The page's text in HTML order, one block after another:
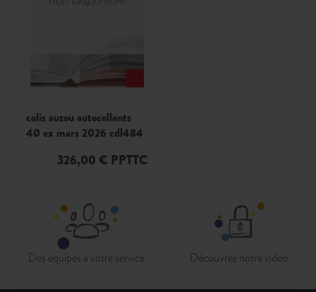
colis auzou autocollants
40 ex mars 2026 cdl484
326,00 € PPTTC
Des équipes à votre service Découvrez notre vidéo